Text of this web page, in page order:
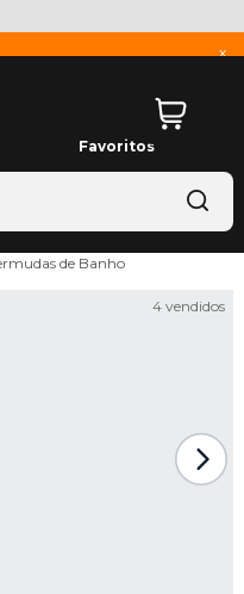
x
Favoritos
de Banho
4 vendidos